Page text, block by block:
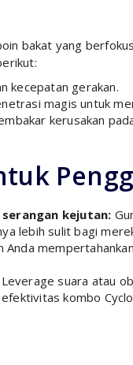
bakat yang
kecepatan gerakan.
magis untuk
kerusakan
kejutan:
lebih sulit bagi
Anda
Leverage suara atau
kombo